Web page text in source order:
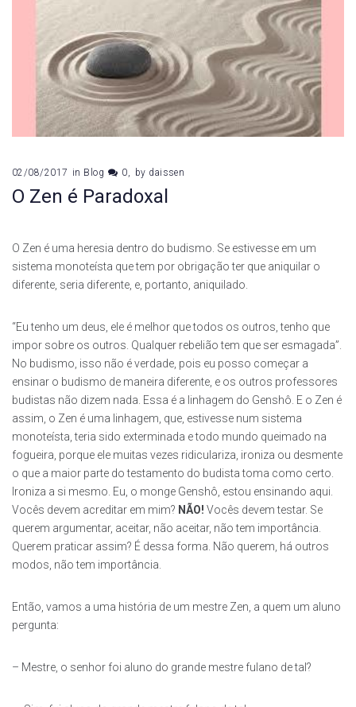
02/08/2017 in Blog 0 by daissen
O Zen é Paradoxal
O Zen é uma heresia dentro do budismo. Se estivesse em um
sistema monoteísta que tem por obrigação ter que aniquilar o
diferente, seria diferente, e, portanto, aniquilado.
“Eu tenho um deus, ele é melhor que todos os outros, tenho que
impor sobre os outros. Qualquer rebelião tem que ser esmagada”.
No budismo, isso não é verdade, pois eu posso começar a
ensinar o budismo de maneira diferente, e os outros professores
budistas não dizem nada. Essa é a linhagem do Genshô. E o Zen é
assim, o Zen é uma linhagem, que, estivesse num sistema
monoteísta, teria sido exterminada e todo mundo queimado na
fogueira, porque ele muitas vezes ridiculariza, ironiza ou desmente
o que a maior parte do testamento do budista toma como certo.
Ironiza a si mesmo. Eu, o monge Genshô, estou ensinando aqui.
Vocês devem acreditar em mim? NÃO! Vocês devem testar. Se
querem argumentar, aceitar, não aceitar, não tem importância.
Querem praticar assim? É dessa forma. Não querem, há outros
modos, não tem importância.
Então, vamos a uma história de um mestre Zen, a quem um aluno
pergunta:
– Mestre, o senhor foi aluno do grande mestre fulano de tal?